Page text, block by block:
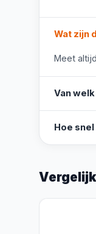
Wat zijn
Meet
Van
Hoe